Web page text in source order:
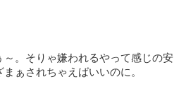
。そりゃ嫌われるやって感じの安
ぁされちゃえばいいのに。